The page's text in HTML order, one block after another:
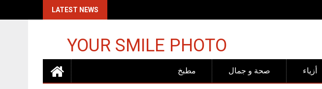
LATEST NEWS
YOUR SMILE PHOTO
مطبخ صحة و جمال أزياء